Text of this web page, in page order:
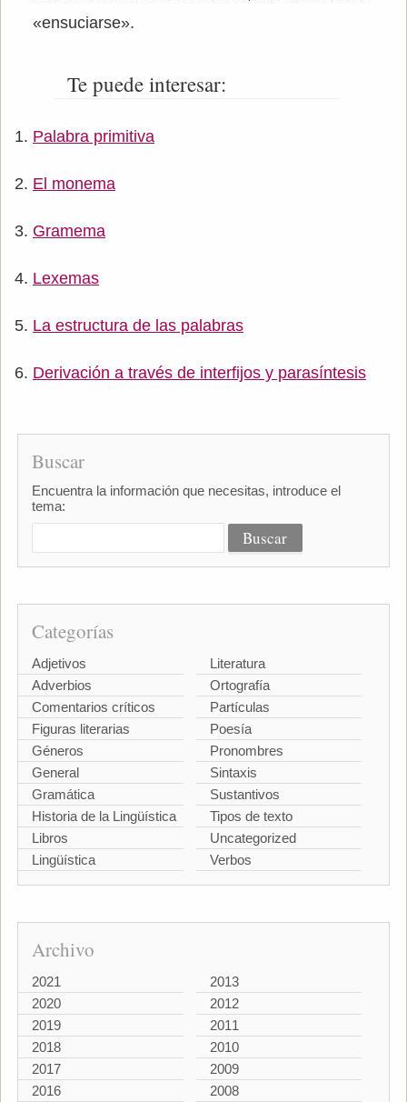
«ensuciarse».
Te puede interesar:
Palabra primitiva
El monema
Gramema
Lexemas
La estructura de las palabras
Derivación a través de interfijos y parasíntesis
Buscar
Encuentra la información que necesitas, introduce el
tema:
Categorías
Adjetivos
Adverbios
Comentarios críticos
Figuras literarias
Géneros
General
Gramática
Historia de la Lingüística
Libros
Lingüística
Literatura
Ortografía
Partículas
Poesía
Pronombres
Sintaxis
Sustantivos
Tipos de texto
Uncategorized
Verbos
Archivo
2021
2020
2019
2018
2017
2016
2013
2012
2011
2010
2009
2008